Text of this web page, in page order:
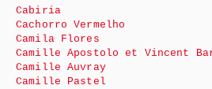
Cabiria
Cachorro Vermelho
Camila Flores
Camille Apostolo et Vincent
Camille Auvray
Camille Pastel